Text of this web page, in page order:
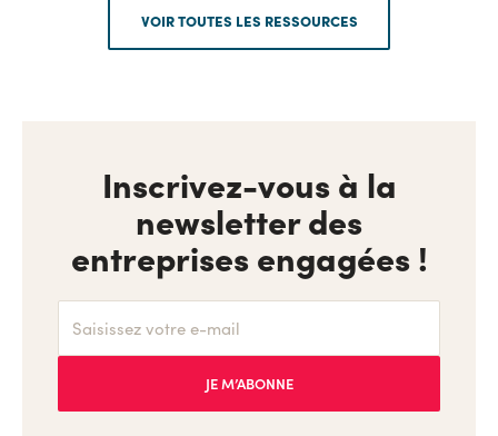
VOIR TOUTES LES RESSOURCES
Inscrivez-vous à la
newsletter des
entreprises engagées !